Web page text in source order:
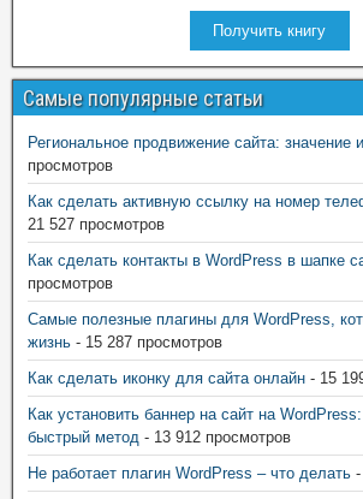
Получить книгу
Самые популярные статьи
Региональное продвижение сайта: значение
просмотров
Как сделать активную ссылку на номер
21 527 просмотров
Как сделать контакты в WordPress в шапке
просмотров
Самые полезные плагины для WordPress,
жизнь - 15 287 просмотров
Как сделать иконку для сайта онлайн - 15
Как установить баннер на сайт на
быстрый метод - 13 912 просмотров
Не работает плагин WordPress – что делать